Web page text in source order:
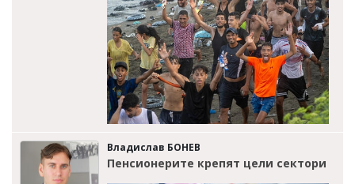
Владислав БОНЕВ
Пенсионерите крепят цели сектори